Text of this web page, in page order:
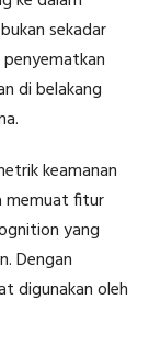
sekadar
di belakang
keamanan
memuat fitur
yang
Dengan
digunakan oleh